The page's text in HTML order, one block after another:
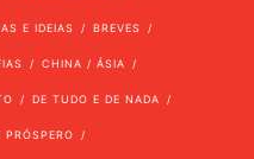
E IDEIAS BREVES
CHINA / ÁSIA
DE TUDO E DE NADA
PRÓSPERO